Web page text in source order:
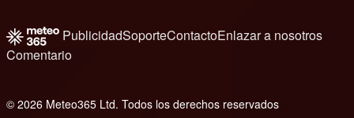
PublicidadSoporteContactoEnlazar a nosotros
Comentario
© 2026 Meteo365 Ltd. Todos los derechos reservados